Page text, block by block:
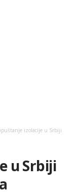
izolacije u Srbiji
u Srbiji